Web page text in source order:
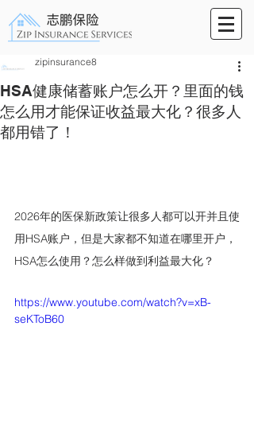
HSA健康储蓄账户怎么开？里面的钱
怎么用才能保证收益最大化？很多人
都用错了！
zipinsurance8
2026年的医保新政策让很多人都可以开并且使
用HSA账户，但是大家都不知道在哪里开户，
HSA怎么使用？怎么样做到利益最大化？
https://www.youtube.com/watch?v=xB-
seKToB60